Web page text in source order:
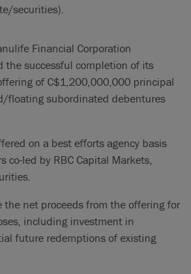
securities).
Financial Corporation
the successful completion of its
of C$1,200,000,000 principal
floating subordinated debentures
on a best efforts agency basis
co-led by RBC Capital Markets,
net proceeds from the offering for
including investment in
future redemptions of existing